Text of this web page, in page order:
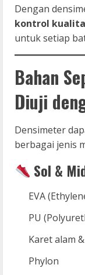
Dengan
kontrol
untuk setiap
Bahan
Diuji
Densimeter
berbagai jenis
Sol &
EVA
PU
Karet alam
Phylon